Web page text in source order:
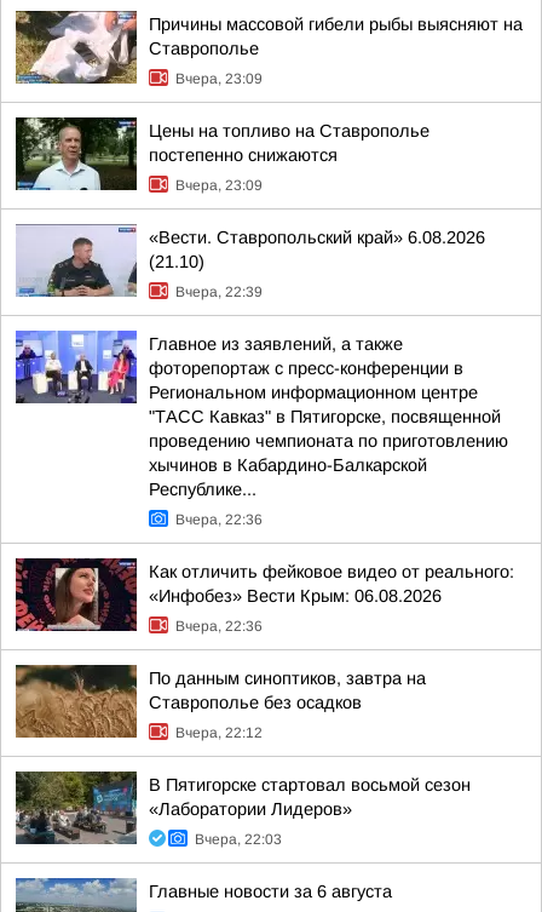
Причины массовой гибели рыбы выясняют на
Ставрополье
Вчера, 23:09
Цены на топливо на Ставрополье
постепенно снижаются
Вчера, 23:09
«Вести. Ставропольский край» 6.08.2026
(21.10)
Вчера, 22:39
Главное из заявлений, а также
фоторепортаж с пресс-конференции в
Региональном информационном центре
"ТАСС Кавказ" в Пятигорске, посвященной
проведению чемпионата по приготовлению
хычинов в Кабардино-Балкарской
Республике...
Вчера, 22:36
Как отличить фейковое видео от реального:
«Инфобез» Вести Крым: 06.08.2026
Вчера, 22:36
По данным синоптиков, завтра на
Ставрополье без осадков
Вчера, 22:12
В Пятигорске стартовал восьмой сезон
«Лаборатории Лидеров»
Вчера, 22:03
Главные новости за 6 августа